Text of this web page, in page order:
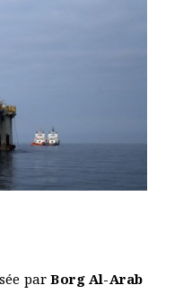
parBorg Al-Arab